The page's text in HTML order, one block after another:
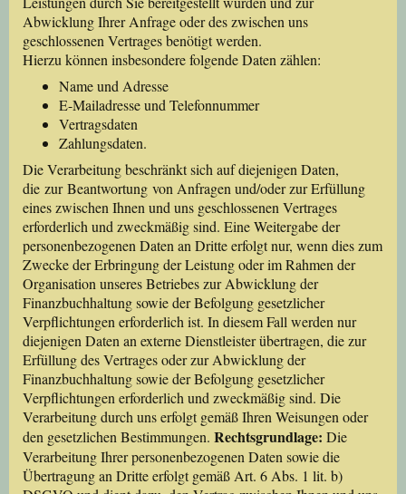
Abwicklung Ihrer Anfrage oder des zwischen uns
geschlossenen Vertrages benötigt werden.
Hierzu können insbesondere folgende Daten zählen:
Name und Adresse
E-Mailadresse und Telefonnummer
Vertragsdaten
Zahlungsdaten.
Die Verarbeitung beschränkt sich auf diejenigen Daten,
die zur Beantwortung von Anfragen und/oder zur Erfüllung
eines zwischen Ihnen und uns geschlossenen Vertrages
erforderlich und zweckmäßig sind. Eine Weitergabe der
personenbezogenen Daten an Dritte erfolgt nur, wenn dies zum
Zwecke der Erbringung der Leistung oder im Rahmen der
Organisation unseres Betriebes zur Abwicklung der
Finanzbuchhaltung sowie der Befolgung gesetzlicher
Verpflichtungen erforderlich ist. In diesem Fall werden nur
diejenigen Daten an externe Dienstleister übertragen, die zur
Erfüllung des Vertrages oder zur Abwicklung der
Finanzbuchhaltung sowie der Befolgung gesetzlicher
Verpflichtungen erforderlich und zweckmäßig sind. Die
Verarbeitung durch uns erfolgt gemäß Ihren Weisungen oder
den gesetzlichen Bestimmungen. Rechtsgrundlage: Die
Verarbeitung Ihrer personenbezogenen Daten sowie die
Übertragung an Dritte erfolgt gemäß Art. 6 Abs. 1 lit. b)